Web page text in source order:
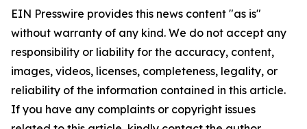
EIN Presswire provides this news content "as is"
without warranty of any kind. We do not accept any
responsibility or liability for the accuracy, content,
images, videos, licenses, completeness, legality, or
reliability of the information contained in this article.
If you have any complaints or copyright issues